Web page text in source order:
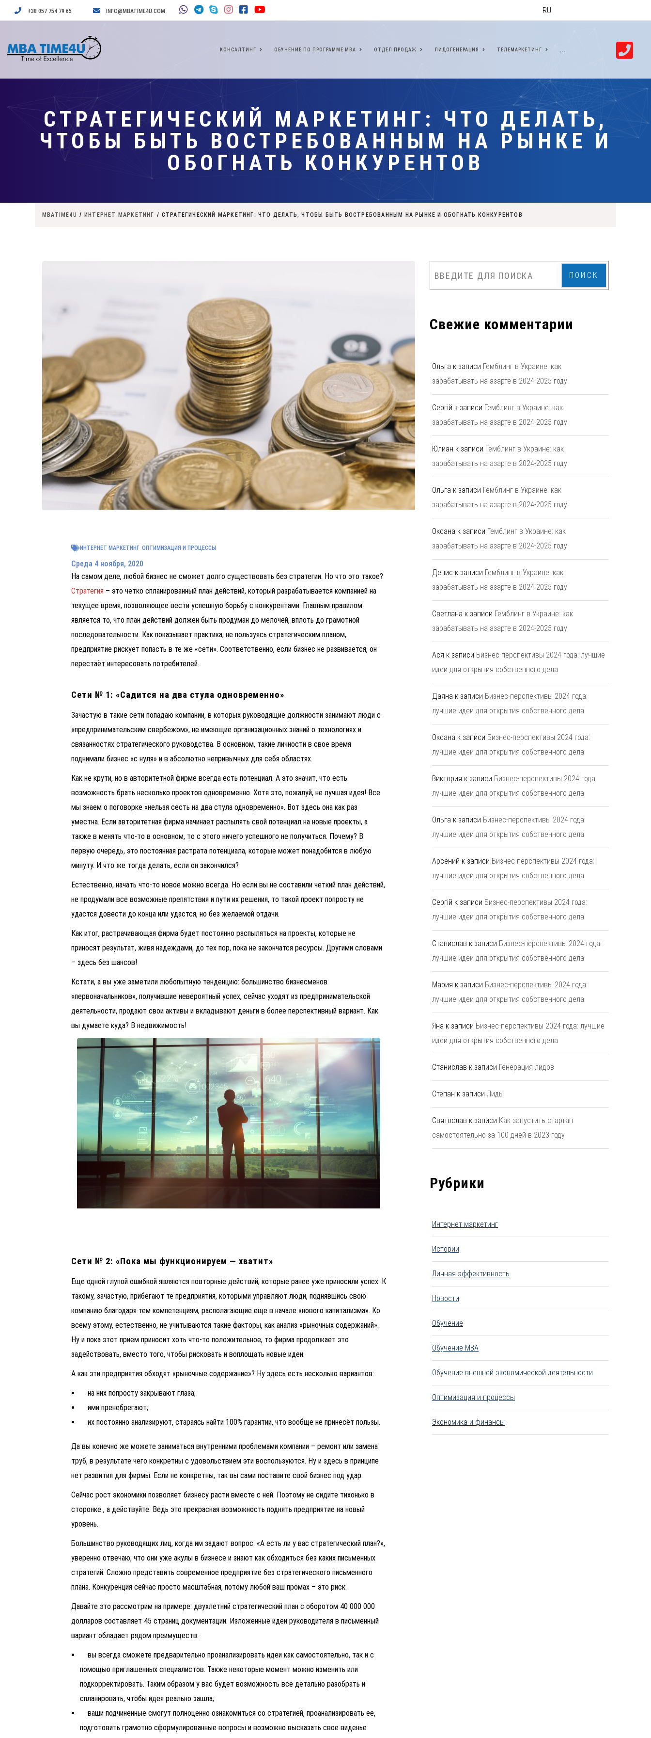
+38 057 754 79 65 INFO@MBATIME4U.COM RU
КОНСАЛТИНГ ОБУЧЕНИЕ ПО ПРОГРАММЕ МВА ОТДЕЛ ПРОДАЖ ЛИДОГЕНЕРАЦИЯ ТЕЛЕМАРКЕТИНГ
СТРАТЕГИЧЕСКИЙ МАРКЕТИНГ: ЧТО ДЕЛАТЬ,
ЧТОБЫ БЫТЬ ВОСТРЕБОВАННЫМ НА РЫНКЕ И
ОБОГНАТЬ КОНКУРЕНТОВ
MBATIME4U / ИНТЕРНЕТ МАРКЕТИНГ / СТРАТЕГИЧЕСКИЙ МАРКЕТИНГ: ЧТО ДЕЛАТЬ, ЧТОБЫ БЫТЬ ВОСТРЕБОВАННЫМ НА РЫНКЕ И ОБОГНАТЬ КОНКУРЕНТОВ
ИНТЕРНЕТ МАРКЕТИНГ ОПТИМИЗАЦИЯ И ПРОЦЕССЫ
Среда 4 ноября, 2020
На самом деле, любой бизнес не сможет долго существовать без стратегии. Но что это такое?
Стратегия – это четко спланированный план действий, который разрабатывается компанией на
текущее время, позволяющее вести успешную борьбу с конкурентами. Главным правилом
является то, что план действий должен быть продуман до мелочей, вплоть до грамотной
последовательности. Как показывает практика, не пользуясь стратегическим планом,
предприятие рискует попасть в те же «сети». Соответственно, если бизнес не развивается, он
перестаёт интересовать потребителей.
Сети № 1: «Садится на два стула одновременно»
Зачастую в такие сети попадаю компании, в которых руководящие должности занимают люди с
«предпринимательским свербежом», не имеющие организационных знаний о технологиях и
связанностях стратегического руководства. В основном, такие личности в свое время
поднимали бизнес «с нуля» и в абсолютно непривычных для себя областях.
Как не крути, но в авторитетной фирме всегда есть потенциал. А это значит, что есть
возможность брать несколько проектов одновременно. Хотя это, пожалуй, не лучшая идея! Все
мы знаем о поговорке «нельзя сесть на два стула одновременно». Вот здесь она как раз
уместна. Если авторитетная фирма начинает распылять свой потенциал на новые проекты, а
также в менять что-то в основном, то с этого ничего успешного не получиться. Почему? В
первую очередь, это постоянная растрата потенциала, которые может понадобится в любую
минуту. И что же тогда делать, если он закончился?
Естественно, начать что-то новое можно всегда. Но если вы не составили четкий план действий,
не продумали все возможные препятствия и пути их решения, то такой проект попросту не
удастся довести до конца или удастся, но без желаемой отдачи.
Как итог, растрачивающая фирма будет постоянно распыляться на проекты, которые не
приносят результат, живя надеждами, до тех пор, пока не закончатся ресурсы. Другими словами
– здесь без шансов!
Кстати, а вы уже заметили любопытную тенденцию: большинство бизнесменов
«первоначальников», получившие невероятный успех, сейчас уходят из предпринимательской
деятельности, продают свои активы и вкладывают деньги в более перспективный вариант. Как
вы думаете куда? В недвижимость!
Сети № 2: «Пока мы функционируем — хватит»
Еще одной глупой ошибкой являются повторные действий, которые ранее уже приносили успех. К
такому, зачастую, прибегают те предприятия, которыми управляют люди, поднявшись свою
компанию благодаря тем компетенциям, располагающие еще в начале «нового капитализма». Ко
всему этому, естественно, не учитываются такие факторы, как анализ «рыночных содержаний».
Ну и пока этот прием приносит хоть что-то положительное, то фирма продолжает это
задействовать, вместо того, чтобы рисковать и воплощать новые идеи.
А как эти предприятия обходят «рыночные содержание»? Ну здесь есть несколько вариантов:
на них попросту закрывают глаза;
ими пренебрегают;
их постоянно анализируют, стараясь найти 100% гарантии, что вообще не принесёт пользы.
Да вы конечно же можете заниматься внутренними проблемами компании – ремонт или замена
труб, в результате чего конкретны с удовольствием эти воспользуются. Ну и здесь в принципе
нет развития для фирмы. Если не конкретны, так вы сами поставите свой бизнес под удар.
Сейчас рост экономики позволяет бизнесу расти вместе с ней. Поэтому не сидите тихонько в
сторонке , а действуйте. Ведь это прекрасная возможность поднять предприятие на новый
уровень.
Большинство руководящих лиц, когда им задают вопрос: «А есть ли у вас стратегический план?»,
уверенно отвечаю, что они уже акулы в бизнесе и знают как обходиться без каких письменных
стратегий. Сложно представить современное предприятие без стратегического письменного
плана. Конкуренция сейчас просто масштабная, потому любой ваш промах – это риск.
Давайте это рассмотрим на примере: двухлетний стратегический план с оборотом 40 000 000
долларов составляет 45 страниц документации. Изложенные идеи руководителя в письменный
вариант обладает рядом преимуществ:
вы всегда сможете предварительно проанализировать идеи как самостоятельно, так и с
помощью приглашенных специалистов. Также некоторые момент можно изменить или
подкорректировать. Таким образом у вас будет возможность все детально разобрать и
спланировать, чтобы идея реально зашла;
ваши подчиненные смогут полноценно ознакомиться со стратегией, проанализировать ее,
подготовить грамотно сформулированные вопросы и возможно высказать свое виденье
ПОИСК
Свежие комментарии
Ольга к записи Гемблинг в Украине: как
зарабатывать на азарте в 2024-2025 году
Сергій к записи Гемблинг в Украине: как
зарабатывать на азарте в 2024-2025 году
Юлиан к записи Гемблинг в Украине: как
зарабатывать на азарте в 2024-2025 году
Ольга к записи Гемблинг в Украине: как
зарабатывать на азарте в 2024-2025 году
Оксана к записи Гемблинг в Украине: как
зарабатывать на азарте в 2024-2025 году
Денис к записи Гемблинг в Украине: как
зарабатывать на азарте в 2024-2025 году
Светлана к записи Гемблинг в Украине: как
зарабатывать на азарте в 2024-2025 году
Ася к записи Бизнес-перспективы 2024 года: лучшие
идеи для открытия собственного дела
Даяна к записи Бизнес-перспективы 2024 года:
лучшие идеи для открытия собственного дела
Оксана к записи Бизнес-перспективы 2024 года:
лучшие идеи для открытия собственного дела
Виктория к записи Бизнес-перспективы 2024 года:
лучшие идеи для открытия собственного дела
Ольга к записи Бизнес-перспективы 2024 года:
лучшие идеи для открытия собственного дела
Арсений к записи Бизнес-перспективы 2024 года:
лучшие идеи для открытия собственного дела
Сергій к записи Бизнес-перспективы 2024 года:
лучшие идеи для открытия собственного дела
Станислав к записи Бизнес-перспективы 2024 года:
лучшие идеи для открытия собственного дела
Мария к записи Бизнес-перспективы 2024 года:
лучшие идеи для открытия собственного дела
Яна к записи Бизнес-перспективы 2024 года: лучшие
идеи для открытия собственного дела
Станислав к записи Генерация лидов
Степан к записи Лиды
Святослав к записи Как запустить стартап
самостоятельно за 100 дней в 2023 году
Рубрики
Интернет маркетинг
Истории
Личная эффективность
Новости
Обучение
Обучение MBA
Обучение внешней экономической деятельности
Оптимизация и процессы
Экономика и финансы